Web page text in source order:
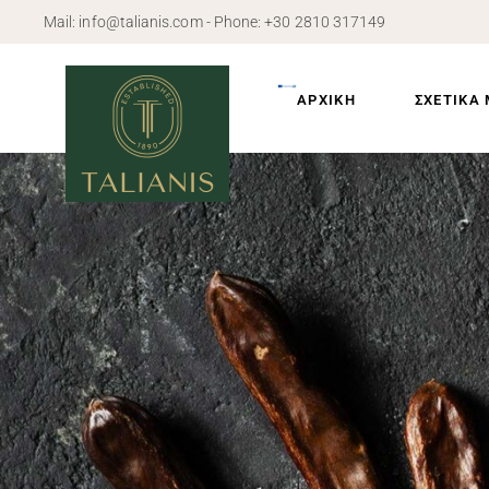
Mail: info@talianis.com- Phone:+30 2810 317149
ΑΡΧΙΚΗ ΣΧΕΤΙΚΑ
Προφίλ
Ιστορία